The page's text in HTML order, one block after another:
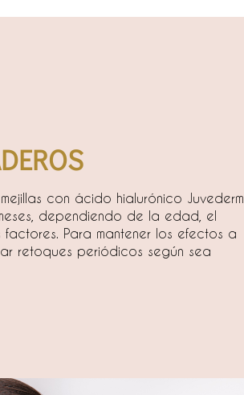
con ácido hialurónico Juvederm
dependiendo de la edad, el
Para mantener los efectos a
retoques periódicos según sea